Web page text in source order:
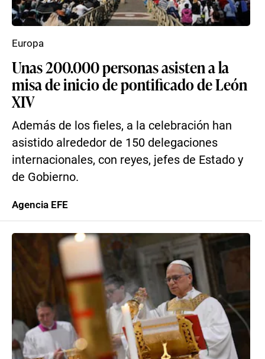
Unas 200.000 personas asisten a la
misa de inicio de pontificado de León
XIV
Además de los fieles, a la celebración han
asistido alrededor de 150 delegaciones
internacionales, con reyes, jefes de Estado y
de Gobierno.
Europa
Agencia EFE